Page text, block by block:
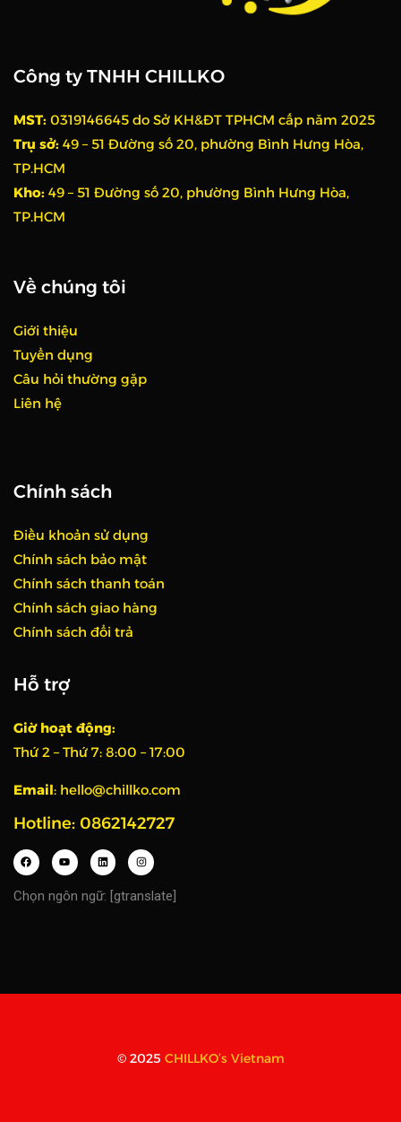
Công ty TNHH CHILLKO
MST: 0319146645 do Sở KH&ĐT TPHCM cấp năm 2025
Trụ sở: 49 – 51 Đường số 20, phường Bình Hưng Hòa,
TP.HCM
Kho: 49 – 51 Đường số 20, phường Bình Hưng Hòa,
TP.HCM
Về chúng tôi
Giới thiệu
Tuyển dụng
Câu hỏi thường gặp
Liên hệ
Chính sách
Điều khoản sử dụng
Chính sách bảo mật
Chính sách thanh toán
Chính sách giao hàng
Chính sách đổi trả
Hỗ trợ
Giờ hoạt động:
Thứ 2 – Thứ 7: 8:00 – 17:00
Email: hello@chillko.com
Hotline: 0862142727
Chọn ngôn ngữ: [gtranslate]
© 2025 CHILLKO’s Vietnam